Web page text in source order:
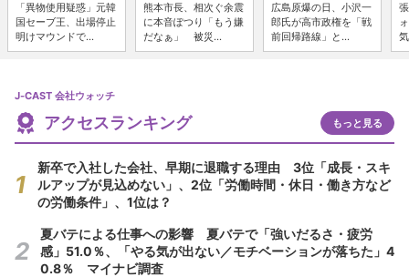
「異物使用疑惑」元韓
国セーブ王、出場停止
明けマウンドで...
熊本市長、相次ぐ余震
に本音ぽつり「もう嫌
だなぁ」 被災...
広島原爆の日、小沢一
郎氏が高市政権を「戦
前回帰路線」と...
J-CAST 会社ウォッチ
アクセスランキング もっと見る
新卒で入社した会社、早期に退職する理由 3位「成長・スキ
ルアップが見込めない」、2位「労働時間・休日・働き方など
の労働条件」、1位は？
夏バテによる仕事への影響 夏バテで「強いだるさ・疲労
感」51.0％、「やる気が出ない／モチベーションが落ちた」4
0.8％ マイナビ調査